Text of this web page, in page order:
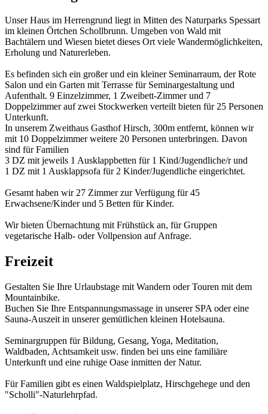
Unser Haus im Herrengrund liegt in Mitten des Naturparks Spessart
im kleinen Örtchen Schollbrunn. Umgeben von Wald mit
Bachtälern und Wiesen bietet dieses Ort viele Wandermöglichkeiten,
Erholung und Naturerleben.
Es befinden sich ein großer und ein kleiner Seminarraum, der Rote
Salon und ein Garten mit Terrasse für Seminargestaltung und
Aufenthalt. 9 Einzelzimmer, 1 Zweibett-Zimmer und 7
Doppelzimmer auf zwei Stockwerken verteilt bieten für 25 Personen
Unterkunft.
In unserem Zweithaus Gasthof Hirsch, 300m entfernt, können wir
mit 10 Doppelzimmer weitere 20 Personen unterbringen. Davon
sind für Familien
3 DZ mit jeweils 1 Ausklappbetten für 1 Kind/Jugendliche/r und
1 DZ mit 1 Ausklappsofa für 2 Kinder/Jugendliche eingerichtet.
Gesamt haben wir 27 Zimmer zur Verfügung für 45
Erwachsene/Kinder und 5 Betten für Kinder.
Wir bieten Übernachtung mit Frühstück an, für Gruppen
vegetarische Halb- oder Vollpension auf Anfrage.
Freizeit
Gestalten Sie Ihre Urlaubstage mit Wandern oder Touren mit dem
Mountainbike.
Buchen Sie Ihre Entspannungsmassage in unserer SPA oder eine
Sauna-Auszeit in unserer gemütlichen kleinen Hotelsauna.
Seminargruppen für Bildung, Gesang, Yoga, Meditation,
Waldbaden, Achtsamkeit usw. finden bei uns eine familiäre
Unterkunft und eine ruhige Oase inmitten der Natur.
Für Familien gibt es einen Waldspielplatz, Hirschgehege und den
"Scholli"-Naturlehrpfad.